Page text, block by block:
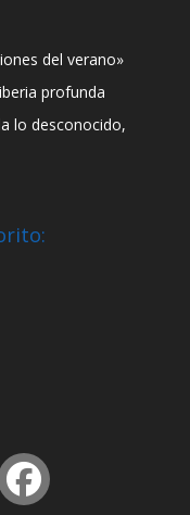
del verano»
profunda
lo desconocido,